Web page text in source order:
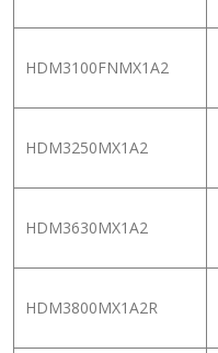
HDM3100FNMX1A2
HDM3250MX1A2
HDM3630MX1A2
HDM3800MX1A2R